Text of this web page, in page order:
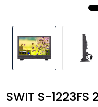
SWIT S-1223FS